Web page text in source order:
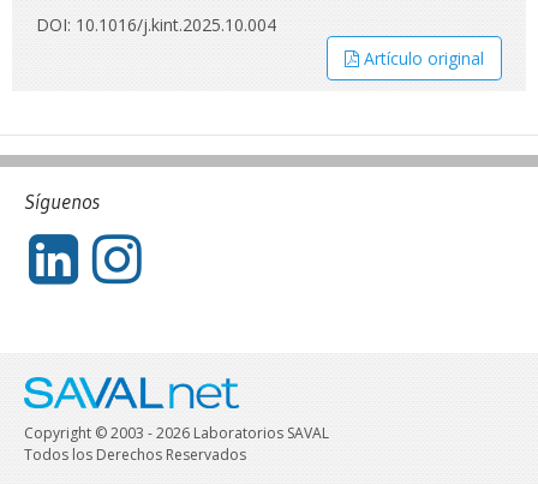
DOI: 10.1016/j.kint.2025.10.004
Artículo original
Síguenos
Copyright © 2003 - 2026 Laboratorios SAVAL
Todos los Derechos Reservados